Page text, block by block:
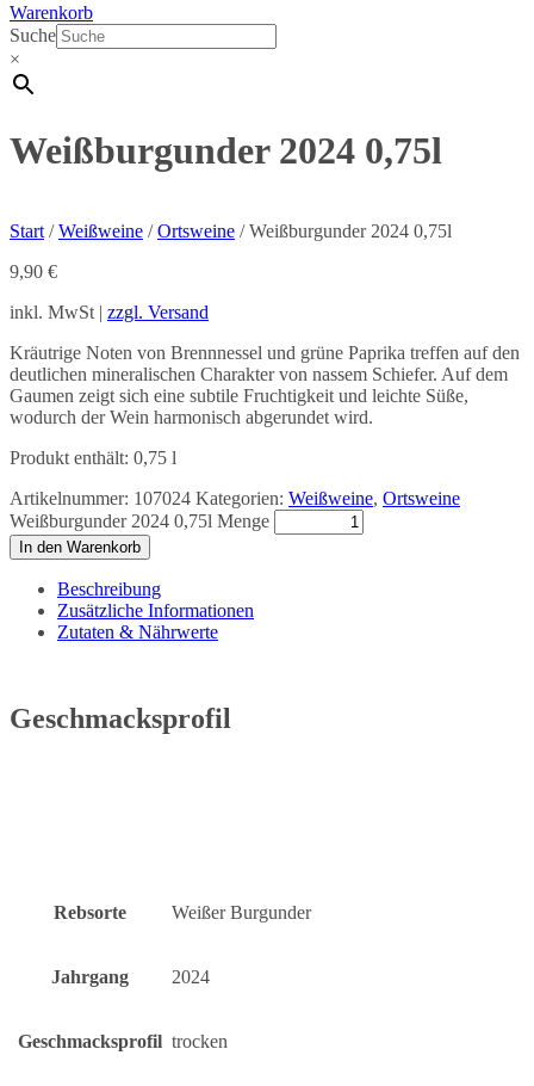
Warenkorb
Suche
×
Weißburgunder 2024 0,75l
Start /Weißweine /Ortsweine / Weißburgunder 2024 0,75l
9,90 €
inkl. MwSt | zzgl. Versand
Kräutrige Noten von Brennnessel und grüne Paprika treffen auf den
deutlichen mineralischen Charakter von nassem Schiefer. Auf dem
Gaumen zeigt sich eine subtile Fruchtigkeit und leichte Süße,
wodurch der Wein harmonisch abgerundet wird.
Produkt enthält: 0,75 l
Artikelnummer: 107024 Kategorien: Weißweine, Ortsweine
Weißburgunder 2024 0,75l Menge
In den Warenkorb
Beschreibung
Zusätzliche Informationen
Zutaten & Nährwerte
Geschmacksprofil
Rebsorte Weißer Burgunder
Jahrgang 2024
Geschmacksprofil trocken